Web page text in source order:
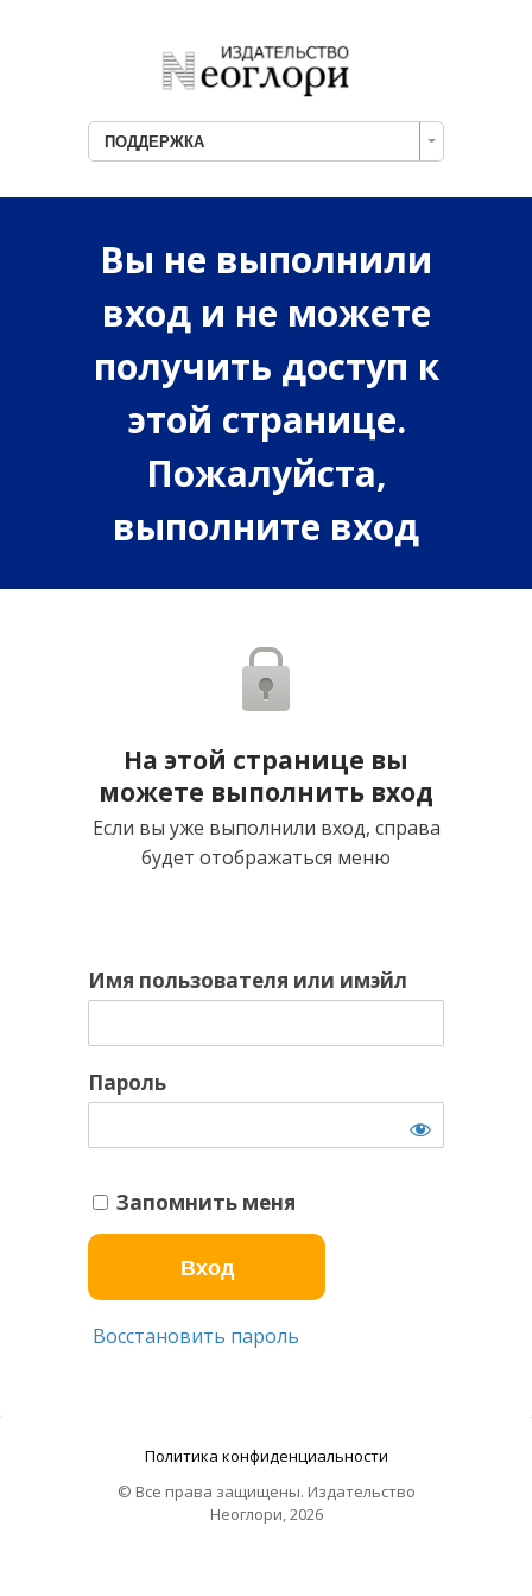
ПОДДЕРЖКА
Вы не выполнили
вход и не можете
получить доступ к
этой странице.
Пожалуйста,
выполните вход
На этой странице вы
можете выполнить вход
Если вы уже выполнили вход, справа
будет отображаться меню
Имя пользователя или имэйл
Пароль
Запомнить меня
Восстановить пароль
Политика конфиденциальности
© Все права защищены. Издательство
Неоглори, 2026